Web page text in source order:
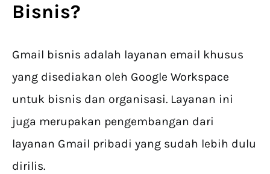
Bisnis?
Gmail bisnis adalah layanan email khusus
yang disediakan oleh Google Workspace
untuk bisnis dan organisasi. Layanan ini
juga merupakan pengembangan dari
layanan Gmail pribadi yang sudah lebih dulu
dirilis.